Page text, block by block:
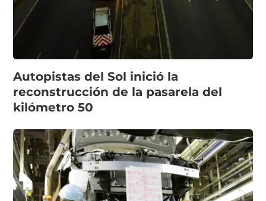
Autopistas del Sol inició la
reconstrucción de la pasarela del
kilómetro 50